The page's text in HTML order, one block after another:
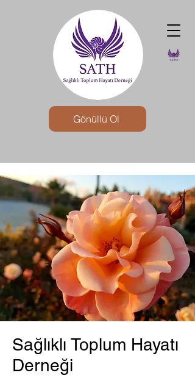
Gönüllü Ol
Sağlıklı Toplum Hayatı
Derneği